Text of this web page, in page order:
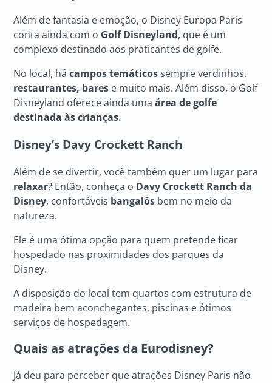
Além de fantasia e emoção, o Disney Europa Paris
conta ainda com o Golf Disneyland, que é um
complexo destinado aos praticantes de golfe.
No local, hácampos temáticossempre verdinhos,
restaurantes, bares e muito mais. Além disso, o Golf
Disneyland oferece ainda uma área de golfe
destinada às crianças.
Disney’s Davy Crockett Ranch
Além de se divertir, você também quer um lugar para
relaxar? Então, conheça o Davy Crockett Ranch da
Disney, confortáveis bangalôs bem no meio da
natureza.
Ele é uma ótima opção para quem pretende ficar
hospedado nas proximidades dos parques da
Disney.
A disposição do local tem quartos com estrutura de
madeira bem aconchegantes, piscinas e ótimos
serviços de hospedagem.
Quais as atrações da Eurodisney?
Já deu para perceber que atrações Disney Paris não